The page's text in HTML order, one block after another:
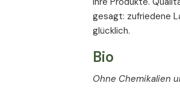
gesagt: zufriedene
glücklich.
Bio
Ohne Chemikalien